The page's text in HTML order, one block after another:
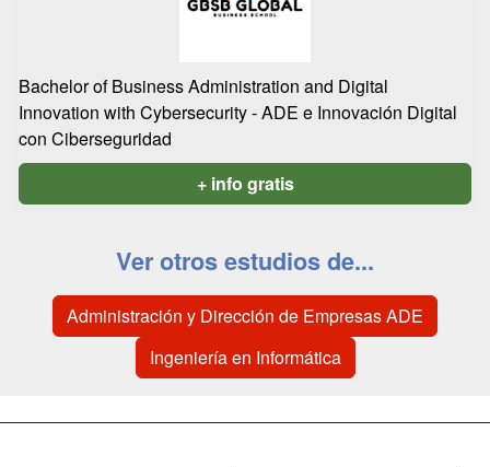
Bachelor of Business Administration and Digital
Innovation with Cybersecurity - ADE e Innovación Digital
con Ciberseguridad
+ info gratis
Ver otros estudios de...
Administración y Dirección de Empresas ADE
Ingeniería en Informática